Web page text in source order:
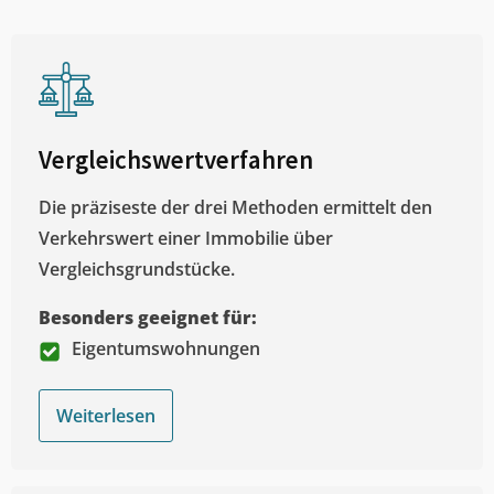
Vergleichswertverfahren
Die präziseste der drei Methoden ermittelt den
Verkehrswert einer Immobilie über
Vergleichsgrundstücke.
Besonders geeignet für:
Eigentumswohnungen
Weiterlesen